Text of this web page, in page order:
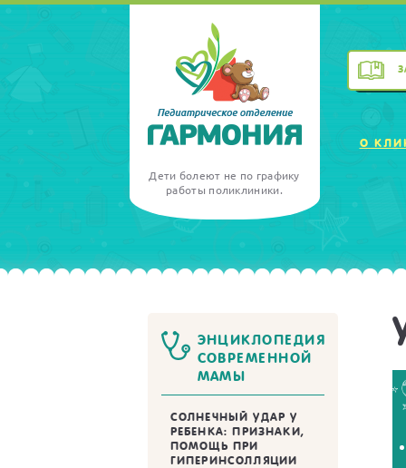
Дети болеют не по графику
работы поликлиники.
О
ЭНЦИКЛОПЕДИЯ
СОВРЕМЕННОЙ
МАМЫ
СОЛНЕЧНЫЙ УДАР У
РЕБЕНКА: ПРИЗНАКИ,
ПОМОЩЬ ПРИ
ГИПЕРИНСОЛЛЯЦИИ